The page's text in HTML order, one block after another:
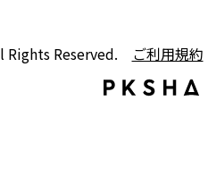
Reserved. ご利用規約